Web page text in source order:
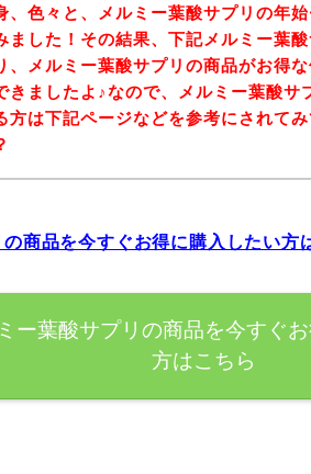
、色々と、メルミー葉酸サプリの年
ました！その結果、下記メルミー葉
、メルミー葉酸サプリの商品がお得
きましたよ♪なので、メルミー葉酸サ
方は下記ページなどを参考にされて
商品を今すぐお得に購入したい方
ー葉酸サプリの商品を今すぐ
方はこちら